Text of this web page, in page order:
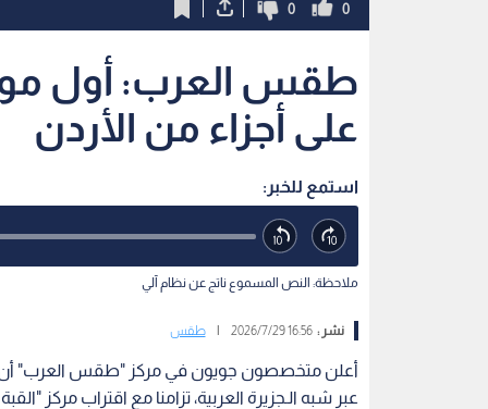
0
0
طقس العرب: أول
على أجزاء من الأردن
استمع للخبر:
ملاحظة: النص المسموع ناتج عن نظام آلي
نشر :16:56 2026/7/29 طقس
أعلن متخصصون جويون في مركز "طقس العرب" أن
عبر شبه الـجزيرة العربية، تزامنا مع اقتراب مركز